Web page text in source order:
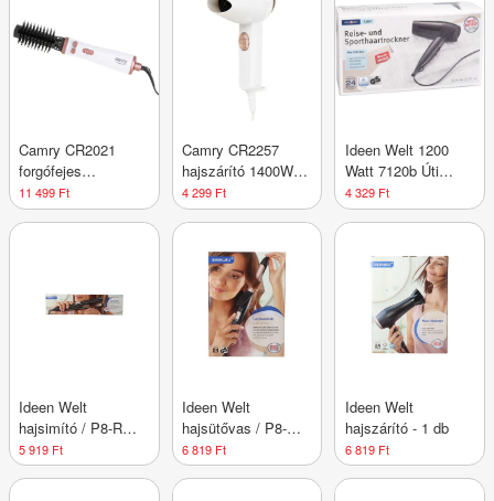
Camry CR2021
forgófejes
hajformázó
/rózsaszín - 1 db
11 499 Ft
Camry CR2257
hajszárító 1400W -
1 db
4 299 Ft
Ideen Welt 1200
Watt 7120b Úti
hajszárító - 1 db
4 329 Ft
Ideen Welt
hajsimító / P8-RM-
BHS - 1 db
5 919 Ft
Ideen Welt
hajsütővas / P8-
RM-BCI - 1 db
6 819 Ft
Ideen Welt
hajszárító - 1 db
6 819 Ft